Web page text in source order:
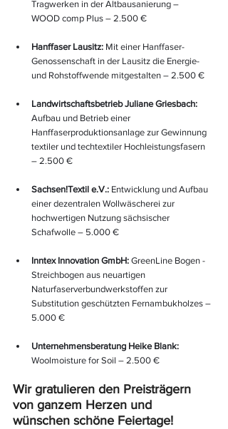
Tragwerken in der Altbausanierung –
WOOD comp Plus – 2.500 €
Hanffaser Lausitz: Mit einer Hanffaser-
Genossenschaft in der Lausitz die Energie-
und Rohstoffwende mitgestalten – 2.500 €
Landwirtschaftsbetrieb Juliane Griesbach:
Aufbau und Betrieb einer
Hanffaserproduktionsanlage zur Gewinnung
textiler und techtextiler Hochleistungsfasern
– 2.500 €
Sachsen!Textil e.V.: Entwicklung und Aufbau
einer dezentralen Wollwäscherei zur
hochwertigen Nutzung sächsischer
Schafwolle – 5.000 €
Inntex Innovation GmbH: GreenLine Bogen -
Streichbogen aus neuartigen
Naturfaserverbundwerkstoffen zur
Substitution geschützten Fernambukholzes –
5.000 €
Unternehmensberatung Heike Blank:
Woolmoisture for Soil – 2.500 €
Wir gratulieren den Preisträgern
von ganzem Herzen und
wünschen schöne Feiertage!